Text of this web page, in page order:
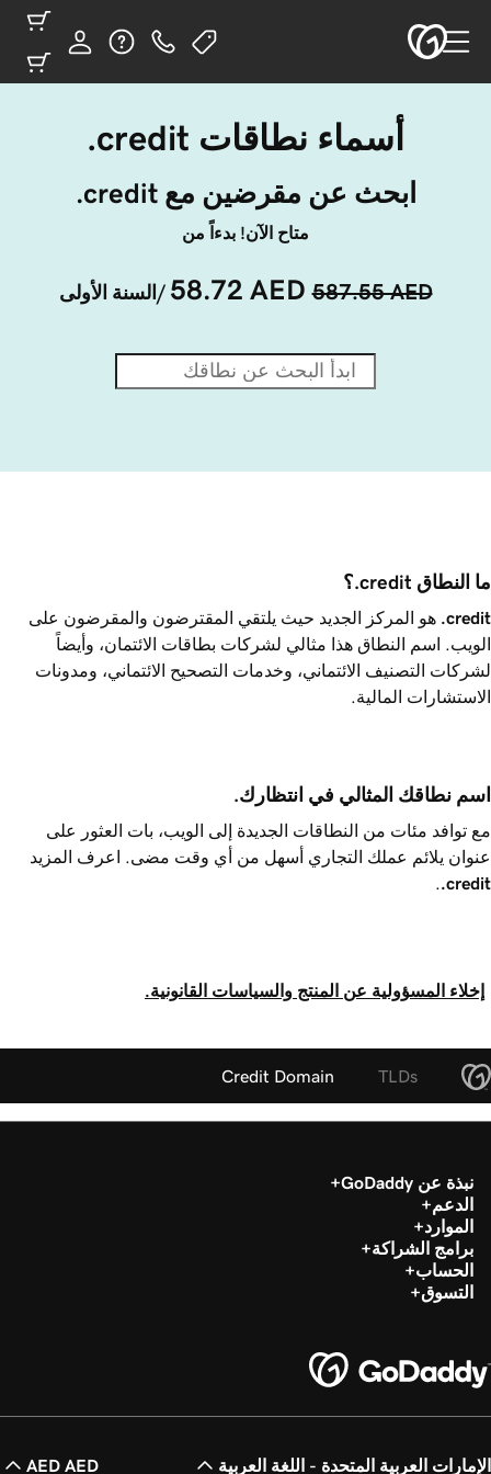
أسماء نطاقات ‎.credit
ابحث عن مقرضين مع ‎.credit
متاح الآن! بدءاً من
587.55 AED
58.72 AED /السنة الأولى
ما النطاق ‎.credit؟
.credit هو المركز الجديد حيث يلتقي المقترضون والمقرضون على
الويب. اسم النطاق هذا مثالي لشركات بطاقات الائتمان، وأيضاً
لشركات التصنيف الائتماني، وخدمات التصحيح الائتماني، ومدونات
الاستشارات المالية.
اسم نطاقك المثالي في انتظارك.
مع توافد مئات من النطاقات الجديدة إلى الويب، بات العثور على
عنوان يلائم عملك التجاري أسهل من أي وقت مضى. اعرف المزيد
.credit
إخلاء المسؤولية عن المنتج والسياسات القانونية.
TLDs
Credit Domain
نبذة عن GoDaddy
الدعم
الموارد
برامج الشراكة
الحساب
التسوق
الإمارات العربية المتحدة - اللغة العربية AED AED